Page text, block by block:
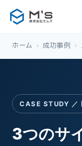
ホーム › 成功事例 ›
CASE STUDY ／
3つのサ